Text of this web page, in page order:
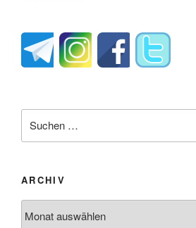
nach:
ARCHIV